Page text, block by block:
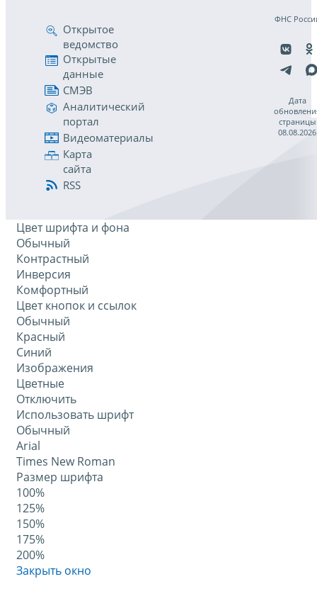
Открытое
ведомство
Открытые
данные
СМЭВ
Аналитический
портал
Видеоматериалы
Карта
сайта
RSS
ФНС
Дата
страницы
08.08.2026
Цвет шрифта и фона
Обычный
Контрастный
Инверсия
Комфортный
Цвет кнопок и ссылок
Обычный
Красный
Синий
Изображения
Цветные
Отключить
Использовать шрифт
Обычный
Arial
Times New Roman
Размер шрифта
100%
125%
150%
175%
200%
Закрыть окно